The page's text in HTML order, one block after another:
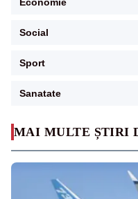
MAI MULTE ȘTIRI
Social
Sport
Sanatate